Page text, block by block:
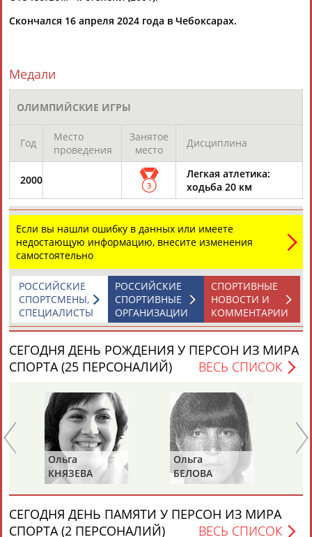
АБДРАХМАНОВАБДРАХМАНОВААБДУВАЛИЕВ
АБДУЛАЕВ
АБДУЛАЕВ
АБДУЛАЕВ
Камалудин
АБДУЛЖАЛИЛОВ
Магомед
АБДУЛКАГИРОВ
Назир
АБДУЛЛАЕВ
24 персон из 13181
ЕЩЁ ПЕРСОНЫ
ТАБЛО АКТИВНОСТИ
ЦЕЛИ ПРОЕКТА НАШИ КНОПКИ РЕКЛАМА
Вопросы сотрудничества и совместной деятельностиinform@infosport.ru
© Стадион, 1998-2026
Адресов в новостной рассылке: 996
Скончался 16 апреля 2024 года в Чебоксарах.
Медали
ОЛИМПИЙСКИЕ ИГРЫ
Год
Место
проведения
Занятое
место
Дисциплина
2000 3
Легкая атлетика:
ходьба 20 км
Если вы нашли ошибку в данных или имеете
недостающую информацию, внесите изменения
самостоятельно
СПОРТИВНЫЕ
НОВОСТИ И
КОММЕНТАРИИ
РОССИЙСКИЕ
СПОРТИВНЫЕ
ОРГАНИЗАЦИИ
РОССИЙСКИЕ
СПОРТСМЕНЫ,
СПЕЦИАЛИСТЫ
СЕГОДНЯ ДЕНЬ РОЖДЕНИЯ У ПЕРСОН ИЗ МИРА
СПОРТА (25 ПЕРСОНАЛИЙ)
ВЕСЬ СПИСОК
Ольга
КНЯЗЕВА
Ольга
БЕЛОВА
СЕГОДНЯ ДЕНЬ ПАМЯТИ У ПЕРСОН ИЗ МИРА
СПОРТА (2 ПЕРСОНАЛИЙ)
ВЕСЬ СПИСОК